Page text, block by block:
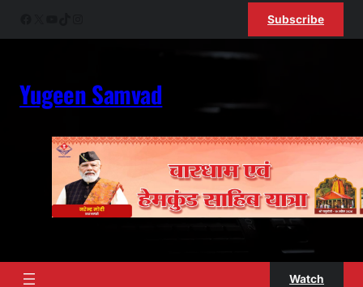
Subscribe
Yugeen Samvad
Watch